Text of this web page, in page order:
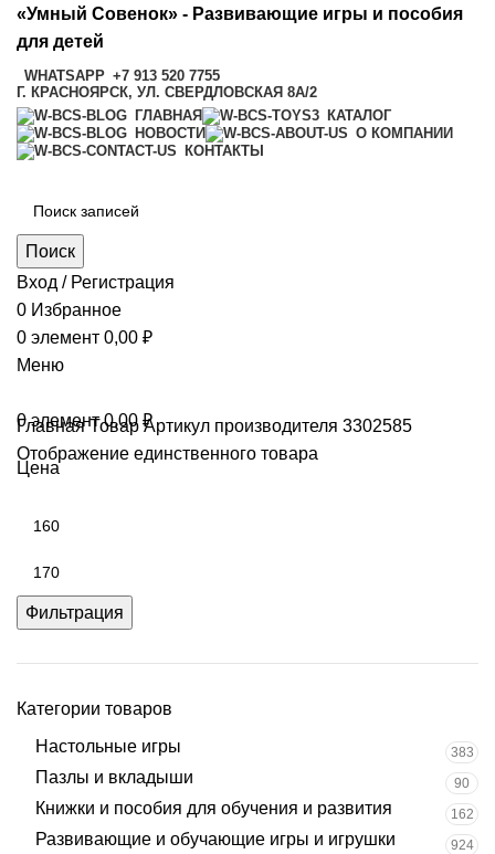
«Умный Совенок» - Развивающие игры и пособия
для детей
WHATSAPP +7 913 520 7755
Г. КРАСНОЯРСК, УЛ. СВЕРДЛОВСКАЯ 8А/2
ГЛАВНАЯ
КАТАЛОГ
НОВОСТИ
О КОМПАНИИ
КОНТАКТЫ
Поиск
Вход / Регистрация
0 Избранное
0 элемент 0,00 ₽
Меню
0элемент 0,00 ₽
ГлавнаяТовар Артикул производителя 3302585
Отображение единственного товара
Цена
Фильтрация
Категории товаров
Настольные игры
383
Пазлы и вкладыши 90
Книжки и пособия для обучения и развития 162
Развивающие и обучающие игры и игрушки 924